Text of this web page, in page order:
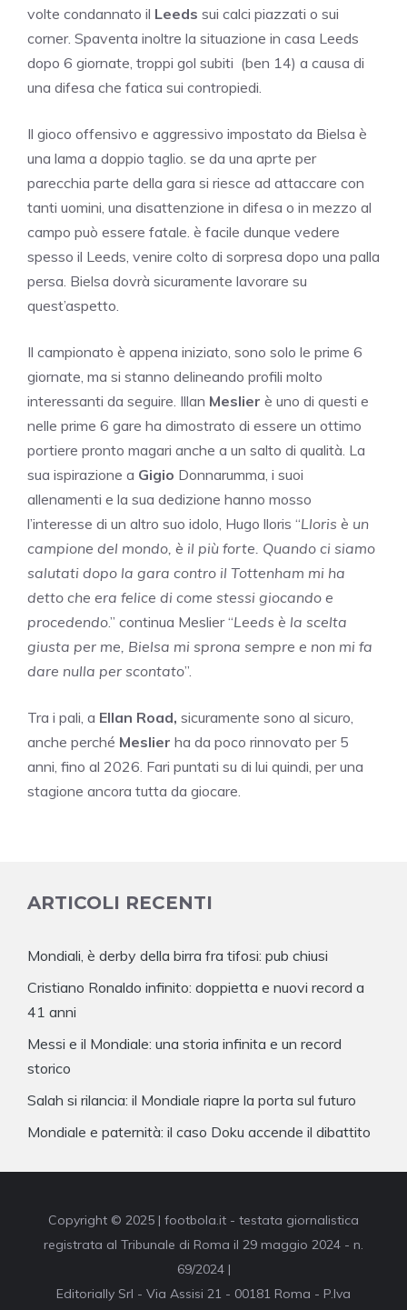
volte condannato il Leeds sui calci piazzati o sui
corner. Spaventa inoltre la situazione in casa Leeds
dopo 6 giornate, troppi gol subiti (ben 14) a causa di
una difesa che fatica sui contropiedi.
Il gioco offensivo e aggressivo impostato da Bielsa è
una lama a doppio taglio. se da una aprte per
parecchia parte della gara si riesce ad attaccare con
tanti uomini, una disattenzione in difesa o in mezzo al
campo può essere fatale. è facile dunque vedere
spesso il Leeds, venire colto di sorpresa dopo una palla
persa. Bielsa dovrà sicuramente lavorare su
quest’aspetto.
Il campionato è appena iniziato, sono solo le prime 6
giornate, ma si stanno delineando profili molto
interessanti da seguire. Illan Meslier è uno di questi e
nelle prime 6 gare ha dimostrato di essere un ottimo
portiere pronto magari anche a un salto di qualità. La
sua ispirazione a Gigio Donnarumma, i suoi
allenamenti e la sua dedizione hanno mosso
l’interesse di un altro suo idolo, Hugo lloris “Lloris è un
campione del mondo, è il più forte. Quando ci siamo
salutati dopo la gara contro il Tottenham mi ha
detto che era felice di come stessi giocando e
procedendo.” continua Meslier “Leeds è la scelta
giusta per me, Bielsa mi sprona sempre e non mi fa
dare nulla per scontato”.
Tra i pali, a Ellan Road, sicuramente sono al sicuro,
anche perché Meslier ha da poco rinnovato per 5
anni, fino al 2026. Fari puntati su di lui quindi, per una
stagione ancora tutta da giocare.
ARTICOLI RECENTI
Mondiali, è derby della birra fra tifosi: pub chiusi
Cristiano Ronaldo infinito: doppietta e nuovi record a
41 anni
Messi e il Mondiale: una storia infinita e un record
storico
Salah si rilancia: il Mondiale riapre la porta sul futuro
Mondiale e paternità: il caso Doku accende il dibattito
Copyright © 2025 | footbola.it - testata giornalistica
registrata al Tribunale di Roma il 29 maggio 2024 - n.
69/2024 |
Editorially Srl - Via Assisi 21 - 00181 Roma - P.Iva